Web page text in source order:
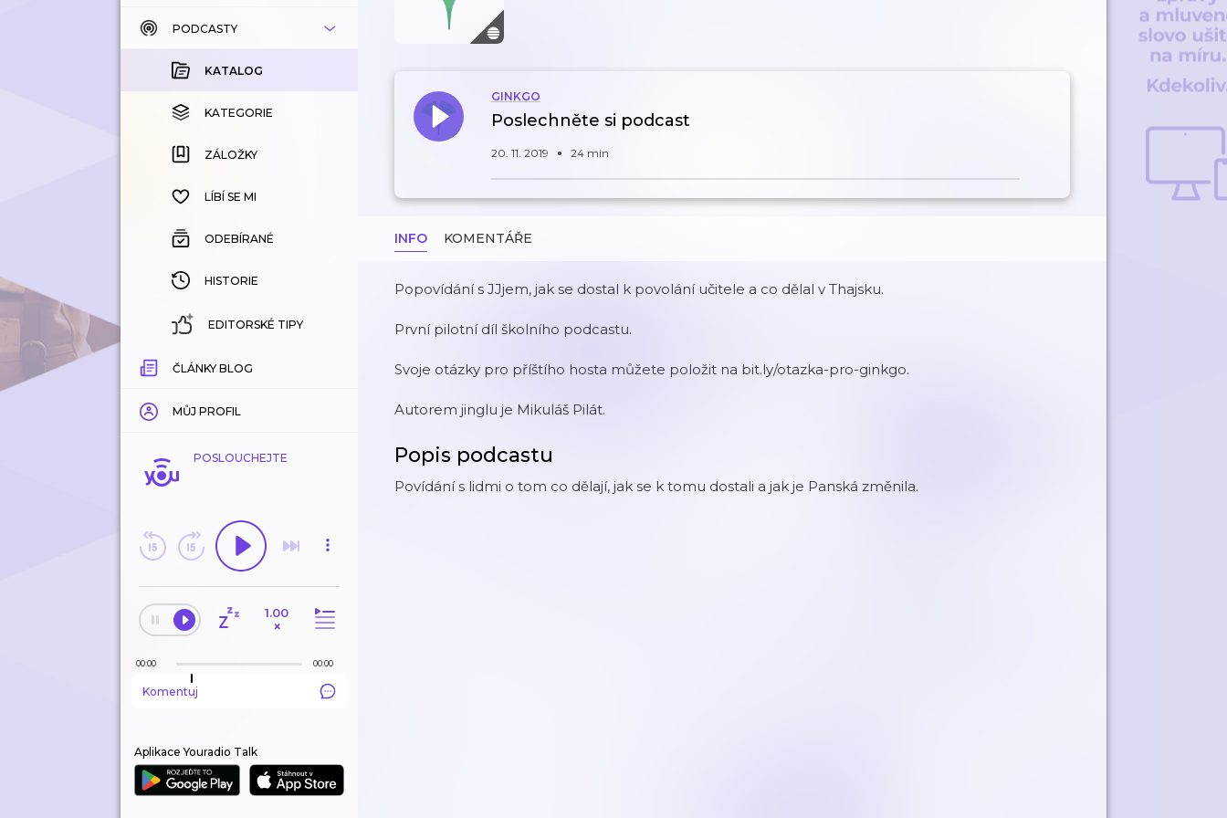
KATALOG
KOUPENÉ
KATEGORIE
ZÁLOŽKY
HISTORIE
PODCASTY
KATALOG
KATEGORIE
ZÁLOŽKY
LÍBÍ SE MI
ODEBÍRANÉ
HISTORIE
EDITORSKÉ TIPY
ČLÁNKY BLOG
MŮJ PROFIL
POSLOUCHEJTE
1.00
×
00:00 00:00
Komentuj
Aplikace Youradio Talk
GINKGO
Poslechněte si podcast
20. 11. 2019 24 min
INFO KOMENTÁŘE
Popovídání s JJjem, jak se dostal k povolání učitele a co dělal v Thajsku.
První pilotní díl školního podcastu.
Svoje otázky pro příštího hosta můžete položit na bit.ly/otazka-pro-ginkgo.
Autorem jinglu je Mikuláš Pilát.
Popis podcastu
Povídání s lidmi o tom co dělají, jak se k tomu dostali a jak je Panská změnila.